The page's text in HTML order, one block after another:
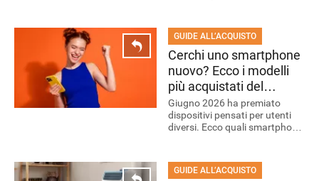
scelto la redazione.
GUIDE ALL’ACQUISTO
Cerchi uno smartphone
nuovo? Ecco i modelli
più acquistati del
momento
Giugno 2026 ha premiato
dispositivi pensati per utenti
diversi. Ecco quali smartphone
GUIDE ALL’ACQUISTO